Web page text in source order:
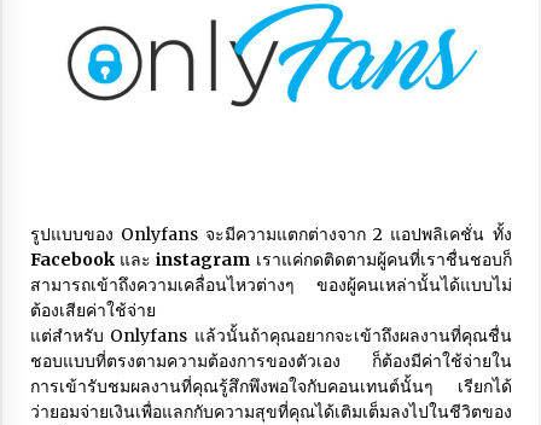
ข้อมูลและสเปคเครื่อง Logitech G Gaming Handheld
3 years ago
รูปแบบของ Onlyfans จะมีความแตกต่างจาก 2 แอปพลิเคชั่น ทั้ง
Facebookและinstagram เราแค่กดติดตามผู้คนที่เราชื่นชอบก็
สามารถเข้าถึงความเคลื่อนไหวต่างๆ ของผู้คนเหล่านั้นได้แบบไม่
ต้องเสียค่าใช้จ่าย
แต่สำหรับ Onlyfans แล้วนั้นถ้าคุณอยากจะเข้าถึงผลงานที่คุณชื่น
ชอบแบบที่ตรงตามความต้องการของตัวเอง ก็ต้องมีค่าใช้จ่ายใน
การเข้ารับชมผลงานที่คุณรู้สึกพึงพอใจกับคอนเทนต์นั้นๆ เรียกได้
ว่ายอมจ่ายเงินเพื่อแลกกับความสุขที่คุณได้เติมเต็มลงไปในชีวิตของ